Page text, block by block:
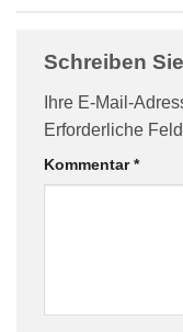
Schreiben
Ihre E-Mail-
Erforderliche
Kommentar*